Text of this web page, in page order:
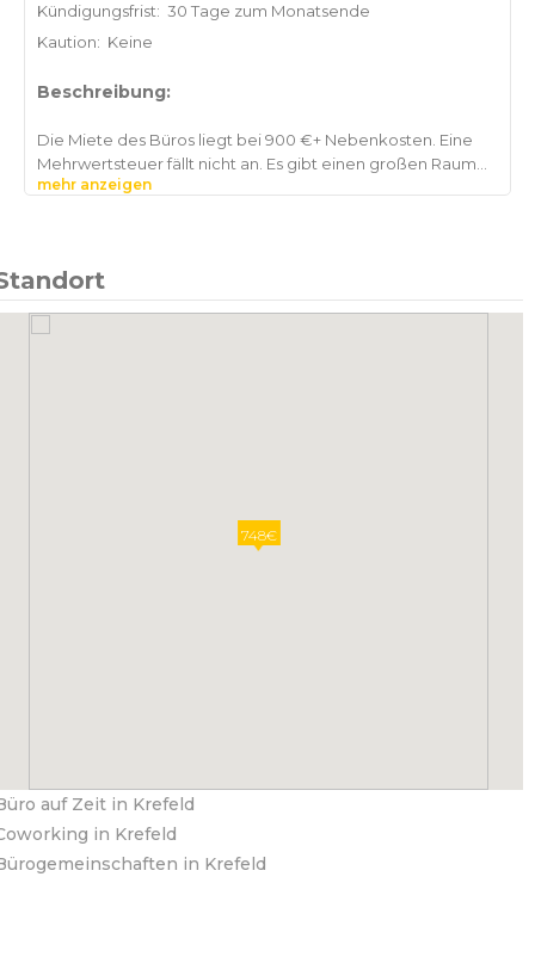
Kündigungsfrist: 30 Tage zum Monatsende
Kaution: Keine
Beschreibung:
Die Miete des Büros liegt bei 900 €+ Nebenkosten. Eine
Mehrwertsteuer fällt nicht an. Es gibt einen großen Raum
mehr anzeigen
748€
auf Zeit in Krefeld
in Krefeld
in Krefeld